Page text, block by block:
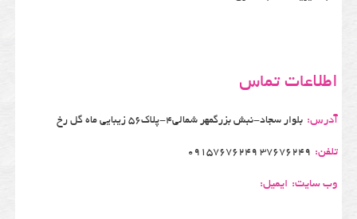
اطلاعات تماس
آدرس: بلوار سجاد-نبش بزرگمهر شمالی4-پلاک56 زیبایی ماه گل رخ
تلفن: 37676249 09157676249
وب سایت: ایمیل: